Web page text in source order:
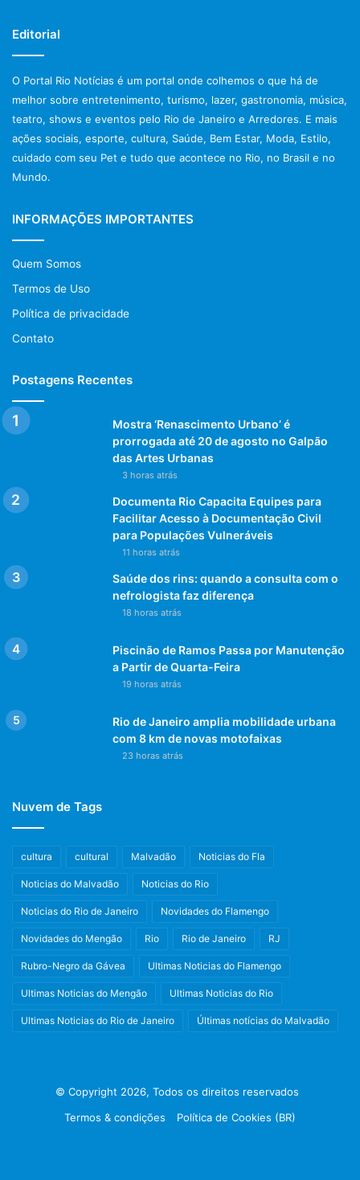
Editorial
O Portal Rio Notícias é um portal onde colhemos o que há de
melhor sobre entretenimento, turismo, lazer, gastronomia, música,
teatro, shows e eventos pelo Rio de Janeiro e Arredores. E mais
ações sociais, esporte, cultura, Saúde, Bem Estar, Moda, Estilo,
cuidado com seu Pet e tudo que acontece no Rio, no Brasil e no
Mundo.
INFORMAÇÕES IMPORTANTES
Quem Somos
Termos de Uso
Política de privacidade
Contato
Postagens Recentes
Mostra ‘Renascimento Urbano’ é
prorrogada até 20 de agosto no Galpão
das Artes Urbanas
3 horas atrás
Documenta Rio Capacita Equipes para
Facilitar Acesso à Documentação Civil
para Populações Vulneráveis
11 horas atrás
Saúde dos rins: quando a consulta com o
nefrologista faz diferença
18 horas atrás
Piscinão de Ramos Passa por Manutenção
a Partir de Quarta-Feira
19 horas atrás
Rio de Janeiro amplia mobilidade urbana
com 8 km de novas motofaixas
23 horas atrás
Nuvem de Tags
cultura cultural Malvadão Noticias do Fla
Noticias do Malvadão Noticias do Rio
Noticias do Rio de Janeiro Novidades do Flamengo
Novidades do Mengão Rio Rio de Janeiro RJ
Rubro-Negro da Gávea Ultimas Noticias do Flamengo
Ultimas Noticias do Mengão Ultimas Noticias do Rio
Ultimas Noticias do Rio de Janeiro Últimas notícias do Malvadão
© Copyright 2026, Todos os direitos reservados
Termos & condições
Política de Cookies (BR)